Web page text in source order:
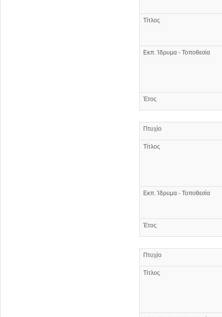
Τίτλος
Εκπ. Ίδρυμα - Τοποθεσία
Έτος
Πτυχίο
Τίτλος
Εκπ. Ίδρυμα - Τοποθεσία
Έτος
Πτυχίο
Τίτλος